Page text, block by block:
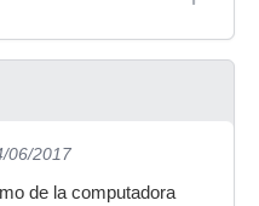
06/2017
de la computadora